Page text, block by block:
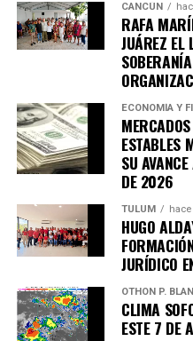
Protección Civil, Irma Ávila
documento cumple con la
y se alinea al Atlas
planeación territorial y la
emergencias.
Especialistas detallaron
municipal, banco de datos
sistemas de información
real y herramientas de
evento participaron
representantes
Fuente: 5to Poder Agencia
CANCÚN
RAFA
JUÁREZ EL
ECONOMÍA Y
ESTABLES
SU
DE 2026
TULUM
HUGO
JURÍDICO
OTHON P.
CLIMA
ESTE 7 DE